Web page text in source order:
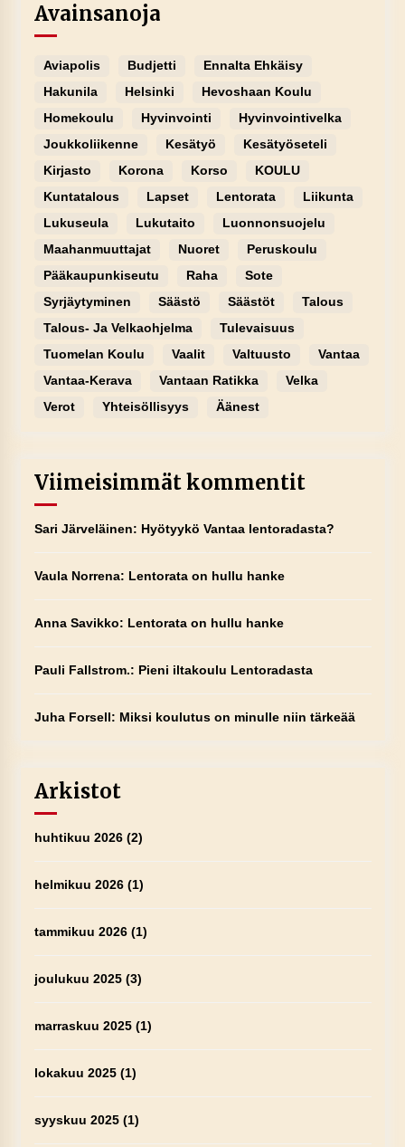
Avainsanoja
Aviapolis Budjetti
Ennalta Ehkäisy
Hakunila
Helsinki
Hevoshaan Koulu
Homekoulu
Hyvinvointi
Hyvinvointivelka
Joukkoliikenne
Kesätyö
Kesätyöseteli
Kirjasto
Korona Korso
KOULU
Kuntatalous
Lapset Lentorata
Liikunta
Lukuseula
Lukutaito
Luonnonsuojelu
Maahanmuuttajat
Nuoret
Peruskoulu
Pääkaupunkiseutu
Raha
Sote
Syrjäytyminen
Säästö Säästöt
Talous
Talous- Ja Velkaohjelma
Tulevaisuus
Tuomelan Koulu
Vaalit Valtuusto
Vantaa
Vantaa-Kerava
Vantaan Ratikka
Velka
Verot
Yhteisöllisyys Äänest
Viimeisimmät kommentit
Sari Järveläinen: Hyötyykö Vantaa lentoradasta?
Vaula Norrena: Lentorata on hullu hanke
Anna Savikko: Lentorata on hullu hanke
Pauli Fallstrom.: Pieni iltakoulu Lentoradasta
Juha Forsell: Miksi koulutus on minulle niin tärkeää
Arkistot
huhtikuu 2026(2)
helmikuu 2026(1)
tammikuu 2026(1)
joulukuu 2025(3)
marraskuu 2025(1)
lokakuu 2025(1)
syyskuu 2025(1)